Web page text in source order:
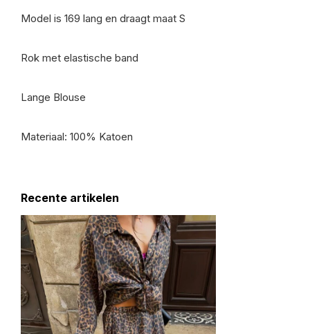
Model is 169 lang en draagt maat S
Rok met elastische band
Lange Blouse
Materiaal: 100% Katoen
Recente artikelen